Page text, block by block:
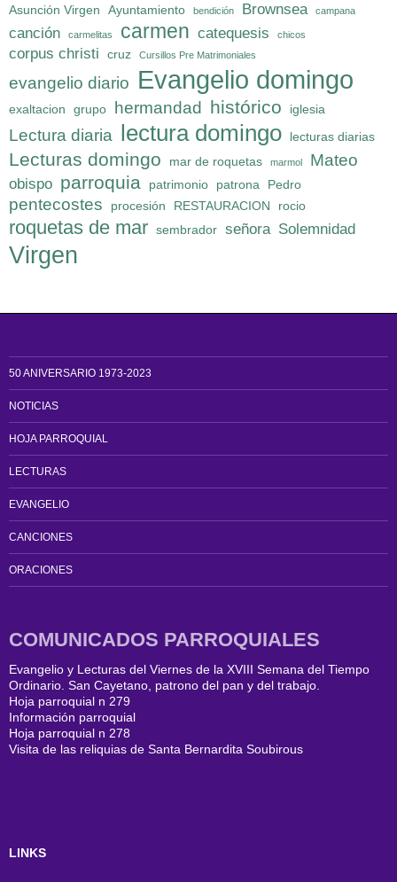
Asunción Virgen Ayuntamiento bendición Brownsea campana
canción carmelitas carmen catequesis chicos
corpus christi cruz Cursillos Pre Matrimoniales
evangelio diario Evangelio domingo
exaltacion grupo hermandad histórico iglesia
Lectura diaria lectura domingo lecturas diarias
Lecturas domingo mar de roquetas marmol Mateo
obispo parroquia patrimonio patrona Pedro
pentecostes procesión RESTAURACION rocio
roquetas de mar sembrador señora Solemnidad
Virgen
50 ANIVERSARIO 1973-2023
NOTICIAS
HOJA PARROQUIAL
LECTURAS
EVANGELIO
CANCIONES
ORACIONES
COMUNICADOS PARROQUIALES
Evangelio y Lecturas del Viernes de la XVIII Semana del Tiempo
Ordinario. San Cayetano, patrono del pan y del trabajo.
Hoja parroquial n 279
Información parroquial
Hoja parroquial n 278
Visita de las reliquias de Santa Bernardita Soubirous
LINKS